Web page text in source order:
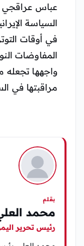
عباس
السياسة
في أوقات
المفاوضات
واجهها
مراقبتها في
بقلم
محمد
رئيس تحرير